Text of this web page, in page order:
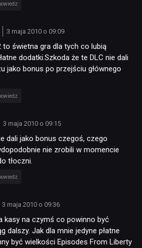
3 maja 2010 o 09:09
to świetna gra dla tych co lubią
dodatki.Szkoda że te DLC nie dali
jako bonus po przejściu głównego
3 maja 2010 o 09:15
dali jako bonus czegoś, czego
nie zrobili w momencie
tłoczni.
3 maja 2010 o 09:36
kasy na czymś co powinno być
dalszy. Jak dla mnie jedyne płatne
być wielkości Episodes From Liberty